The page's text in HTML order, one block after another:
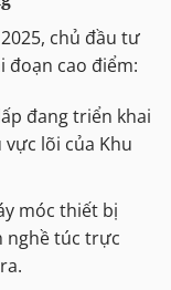
chủ đầu tư
đoạn cao điểm:
đang triển khai
lõi của Khu
móc thiết bị
nghề túc trực